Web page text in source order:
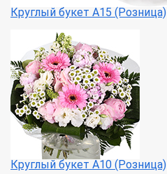
Круглый букет А15 (Розница)
Круглый букет А10 (Розница)